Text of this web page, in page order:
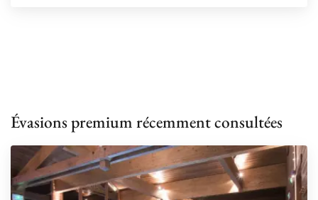
Évasions premium récemment consultées